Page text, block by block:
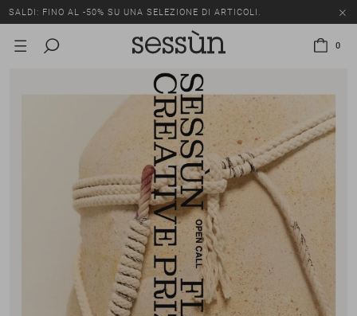
SALDI: FINO AL -50% SU UNA SELEZIONE DI ARTICOLI.
0